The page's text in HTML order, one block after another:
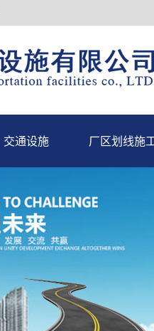
交通设施 厂区划线施